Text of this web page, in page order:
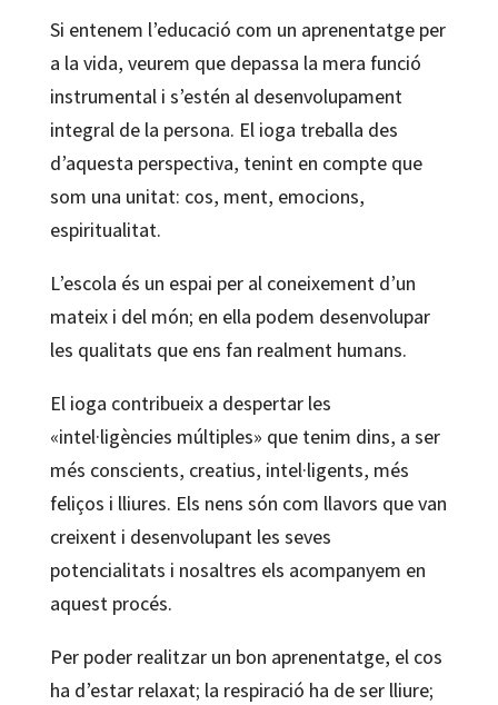
Si entenem l’educació com un aprenentatge per
a la vida, veurem que depassa la mera funció
instrumental i s’estén al desenvolupament
integral de la persona. El ioga treballa des
d’aquesta perspectiva, tenint en compte que
som una unitat: cos, ment, emocions,
espiritualitat.
L’escola és un espai per al coneixement d’un
mateix i del món; en ella podem desenvolupar
les qualitats que ens fan realment humans.
El ioga contribueix a despertar les
«intel·ligències múltiples» que tenim dins, a ser
més conscients, creatius, intel·ligents, més
feliços i lliures. Els nens són com llavors que van
creixent i desenvolupant les seves
potencialitats i nosaltres els acompanyem en
aquest procés.
Per poder realitzar un bon aprenentatge, el cos
ha d’estar relaxat; la respiració ha de ser lliure;